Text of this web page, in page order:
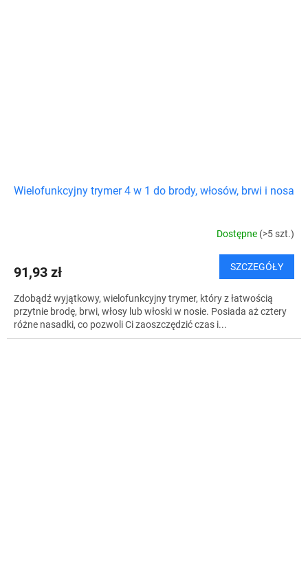
Wielofunkcyjny trymer 4 w 1 do brody, włosów, brwi i nosa
Dostępne (>5 szt.)
91,93 zł SZCZEGÓŁY
Zdobądź wyjątkowy, wielofunkcyjny trymer, który z łatwością
przytnie brodę, brwi, włosy lub włoski w nosie. Posiada aż cztery
różne nasadki, co pozwoli Ci zaoszczędzić czas i...